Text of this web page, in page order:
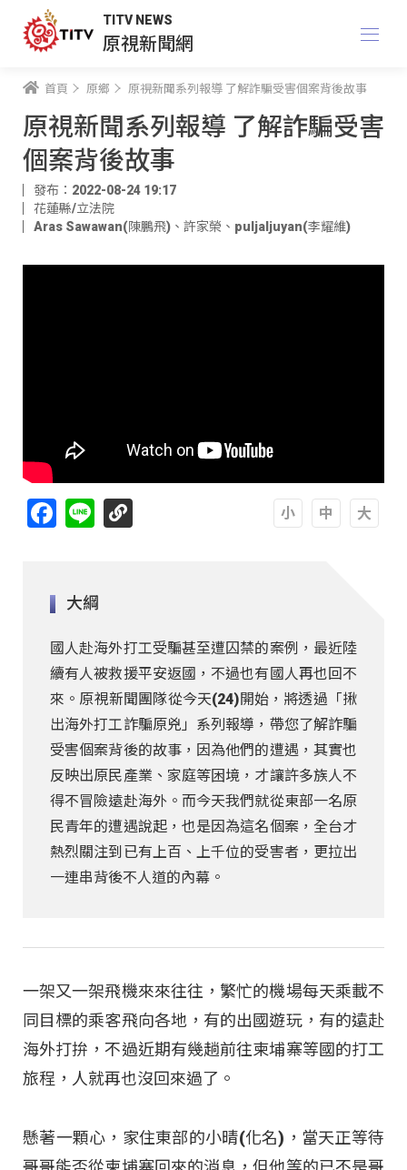
TITV NEWS
原視新聞網
首頁 原鄉 原視新聞系列報導 了解詐騙受害個案背後故事
原視新聞系列報導 了解詐騙受害
個案背後故事
發布：2022-08-24 19:17
花蓮縣/立法院
Aras Sawawan(陳鵬飛) 、 許家榮 、 puljaljuyan(李耀維)
Facebook
Line
大綱
國人赴海外打工受騙甚至遭囚禁的案例，最近陸
續有人被救援平安返國，不過也有國人再也回不
來。原視新聞團隊從今天(24)開始，將透過「揪
出海外打工詐騙原兇」系列報導，帶您了解詐騙
受害個案背後的故事，因為他們的遭遇，其實也
反映出原民產業、家庭等困境，才讓許多族人不
得不冒險遠赴海外。而今天我們就從東部一名原
民青年的遭遇說起，也是因為這名個案，全台才
熱烈關注到已有上百、上千位的受害者，更拉出
一連串背後不人道的內幕。
一架又一架飛機來來往往，繁忙的機場每天乘載不
同目標的乘客飛向各地，有的出國遊玩，有的遠赴
海外打拚，不過近期有幾趟前往柬埔寨等國的打工
旅程，人就再也沒回來過了。
懸著一顆心，家住東部的小晴(化名)，當天正等待